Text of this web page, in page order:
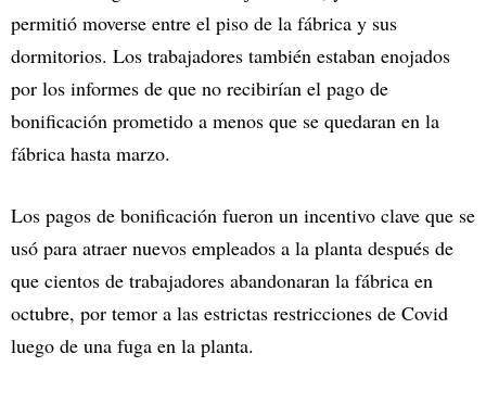
permitió moverse entre el piso de la fábrica y sus
dormitorios. Los trabajadores también estaban enojados
por los informes de que no recibirían el pago de
bonificación prometido a menos que se quedaran en la
fábrica hasta marzo.
Los pagos de bonificación fueron un incentivo clave que se
usó para atraer nuevos empleados a la planta después de
que cientos de trabajadores abandonaran la fábrica en
octubre, por temor a las estrictas restricciones de Covid
luego de una fuga en la planta.